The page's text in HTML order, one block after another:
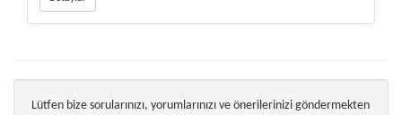
Lütfen bize sorularınızı, yorumlarınızı ve önerilerinizi göndermekten